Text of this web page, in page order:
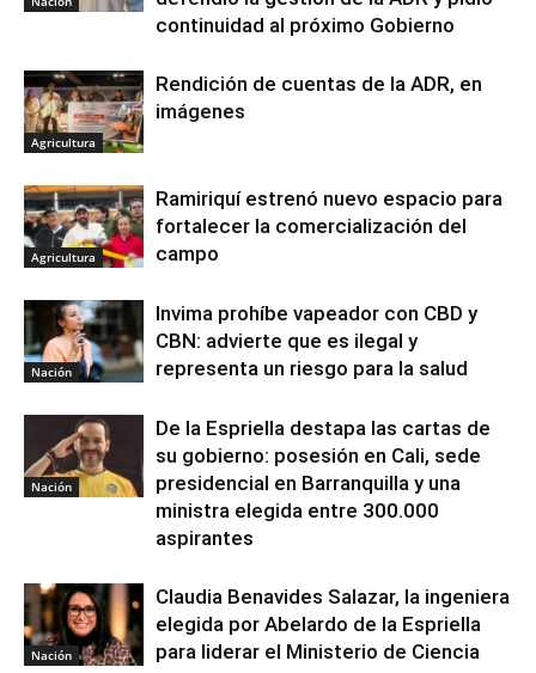
continuidad al próximo Gobierno
Agricultura
Rendición de cuentas de la ADR, en
imágenes
Agricultura
Ramiriquí estrenó nuevo espacio para
fortalecer la comercialización del
campo
Nación
Invima prohíbe vapeador con CBD y
CBN: advierte que es ilegal y
representa un riesgo para la salud
Nación
De la Espriella destapa las cartas de
su gobierno: posesión en Cali, sede
presidencial en Barranquilla y una
ministra elegida entre 300.000
aspirantes
Nación
Claudia Benavides Salazar, la ingeniera
elegida por Abelardo de la Espriella
para liderar el Ministerio de Ciencia